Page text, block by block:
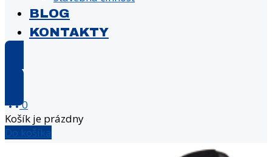
BLOG
KONTAKTY
E-shop
0
Košík je prázdny
Do košíka